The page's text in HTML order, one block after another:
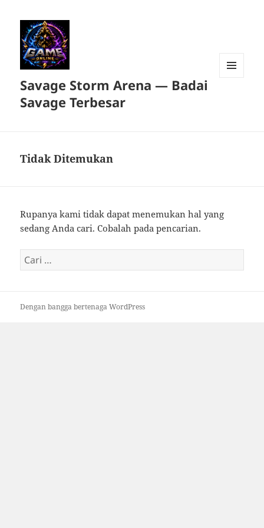
Savage Storm Arena — Badai
Savage Terbesar
Tidak Ditemukan
Rupanya kami tidak dapat menemukan hal yang
sedang Anda cari. Cobalah pada pencarian.
Cari
untuk:
Dengan bangga bertenaga WordPress